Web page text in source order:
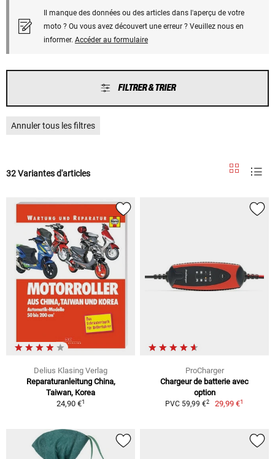
Il manque des données ou des articles dans l'aperçu de votre
moto ? Ou vous avez découvert une erreur ? Veuillez nous en
informer. Accéder au formulaire
FILTRER & TRIER
Annuler tous les filtres
32 Variantes d'articles
Delius Klasing Verlag
Reparaturanleitung China,
Taiwan, Korea
24,90 €1
ProCharger
Chargeur de batterie avec
option
PVC 59,99 €2 29,99 €1